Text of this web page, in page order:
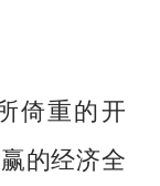
重的开
的经济全